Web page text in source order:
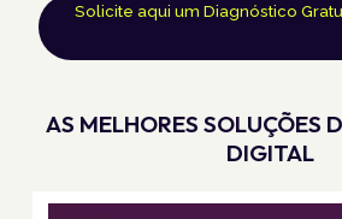
Solicite aqui um Diagnóstico
AS MELHORES SOLUÇÕES
DIGITAL